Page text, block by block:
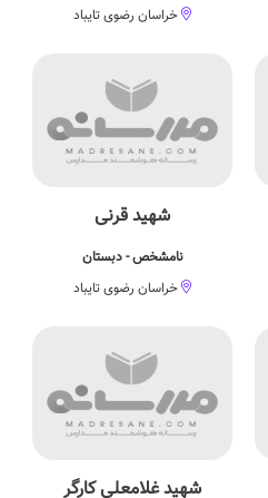
خراسان رضوی تایباد
شهید قرنی
نامشخص - دبستان
خراسان رضوی تایباد
شهید غلامعلی کارگر